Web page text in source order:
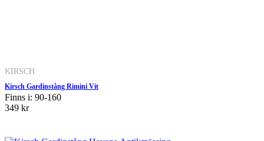
KIRSCH
Kirsch Gardinstång Rimini Vit
Finns i: 90-160
349 kr